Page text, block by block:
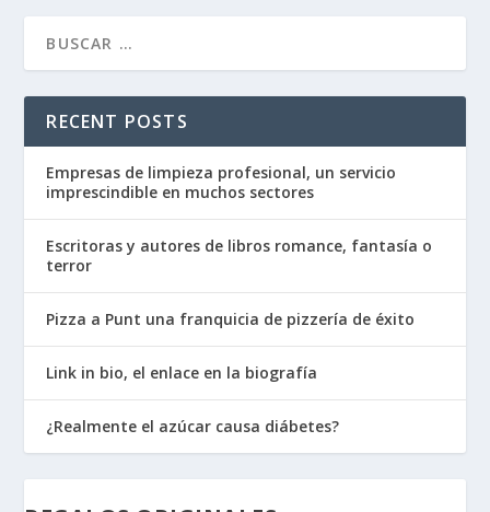
RECENT POSTS
Empresas de limpieza profesional, un servicio
imprescindible en muchos sectores
Escritoras y autores de libros romance, fantasía o
terror
Pizza a Punt una franquicia de pizzería de éxito
Link in bio, el enlace en la biografía
¿Realmente el azúcar causa diábetes?